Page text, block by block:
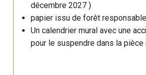
décembre 2027 )
papier issu de forêt responsable
Un calendrier mural avec une
pour le suspendre dans la